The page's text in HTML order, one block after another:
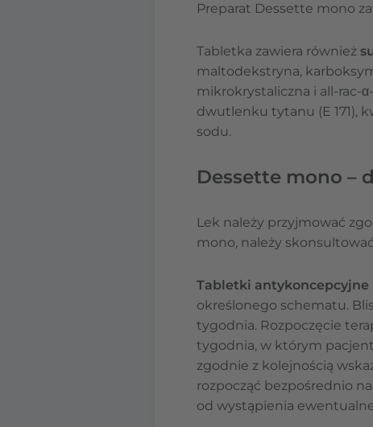
Preparat Dessette mono
Tabletka zawiera również
maltodekstryna,
mikrokrystaliczna i all-rac-
dwutlenku tytanu (E 171),
sodu.
Dessette mono –
Lek należy przyjmować
mono, należy
Tabletki antykoncepcyjne
określonego schematu.
tygodnia. Rozpoczęcie
tygodnia, w którym
zgodnie z kolejnością
rozpocząć bezpośrednio
od wystąpienia